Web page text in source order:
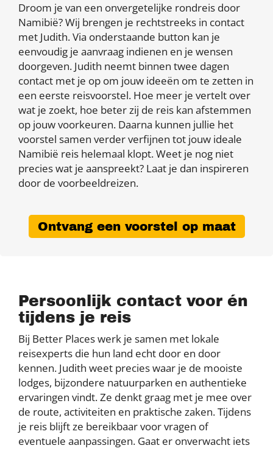
Droom je van een onvergetelijke rondreis door
Namibië? Wij brengen je rechtstreeks in contact
met Judith. Via onderstaande button kan je
eenvoudig je aanvraag indienen en je wensen
doorgeven. Judith neemt binnen twee dagen
contact met je op om jouw ideeën om te zetten in
een eerste reisvoorstel. Hoe meer je vertelt over
wat je zoekt, hoe beter zij de reis kan afstemmen
op jouw voorkeuren. Daarna kunnen jullie het
voorstel samen verder verfijnen tot jouw ideale
Namibië reis helemaal klopt. Weet je nog niet
precies wat je aanspreekt? Laat je dan inspireren
door de voorbeeldreizen.
Ontvang een voorstel op maat
Persoonlijk contact voor én
tijdens je reis
Bij Better Places werk je samen met lokale
reisexperts die hun land echt door en door
kennen. Judith weet precies waar je de mooiste
lodges, bijzondere natuurparken en authentieke
ervaringen vindt. Ze denkt graag met je mee over
de route, activiteiten en praktische zaken. Tijdens
je reis blijft ze bereikbaar voor vragen of
eventuele aanpassingen. Gaat er onverwacht iets